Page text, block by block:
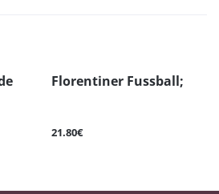
Florentiner Fussball;
21.80€